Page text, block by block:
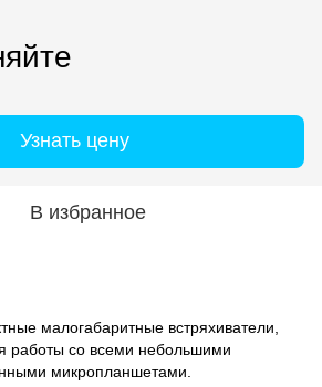
Узнать цену
В избранное
малогабаритные встряхиватели,
работы со всеми небольшими
микропланшетами.